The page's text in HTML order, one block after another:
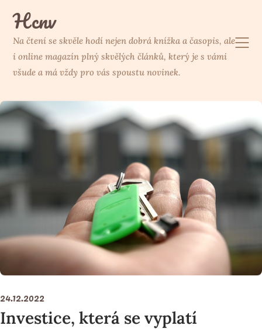
content
Hcnv
Na čtení se skvěle hodí nejen dobrá knížka a časopis, ale
i online magazín plný skvělých článků, který je s vámi
všude a má vždy pro vás spoustu novinek.
24.12.2022
Investice, která se vyplatí